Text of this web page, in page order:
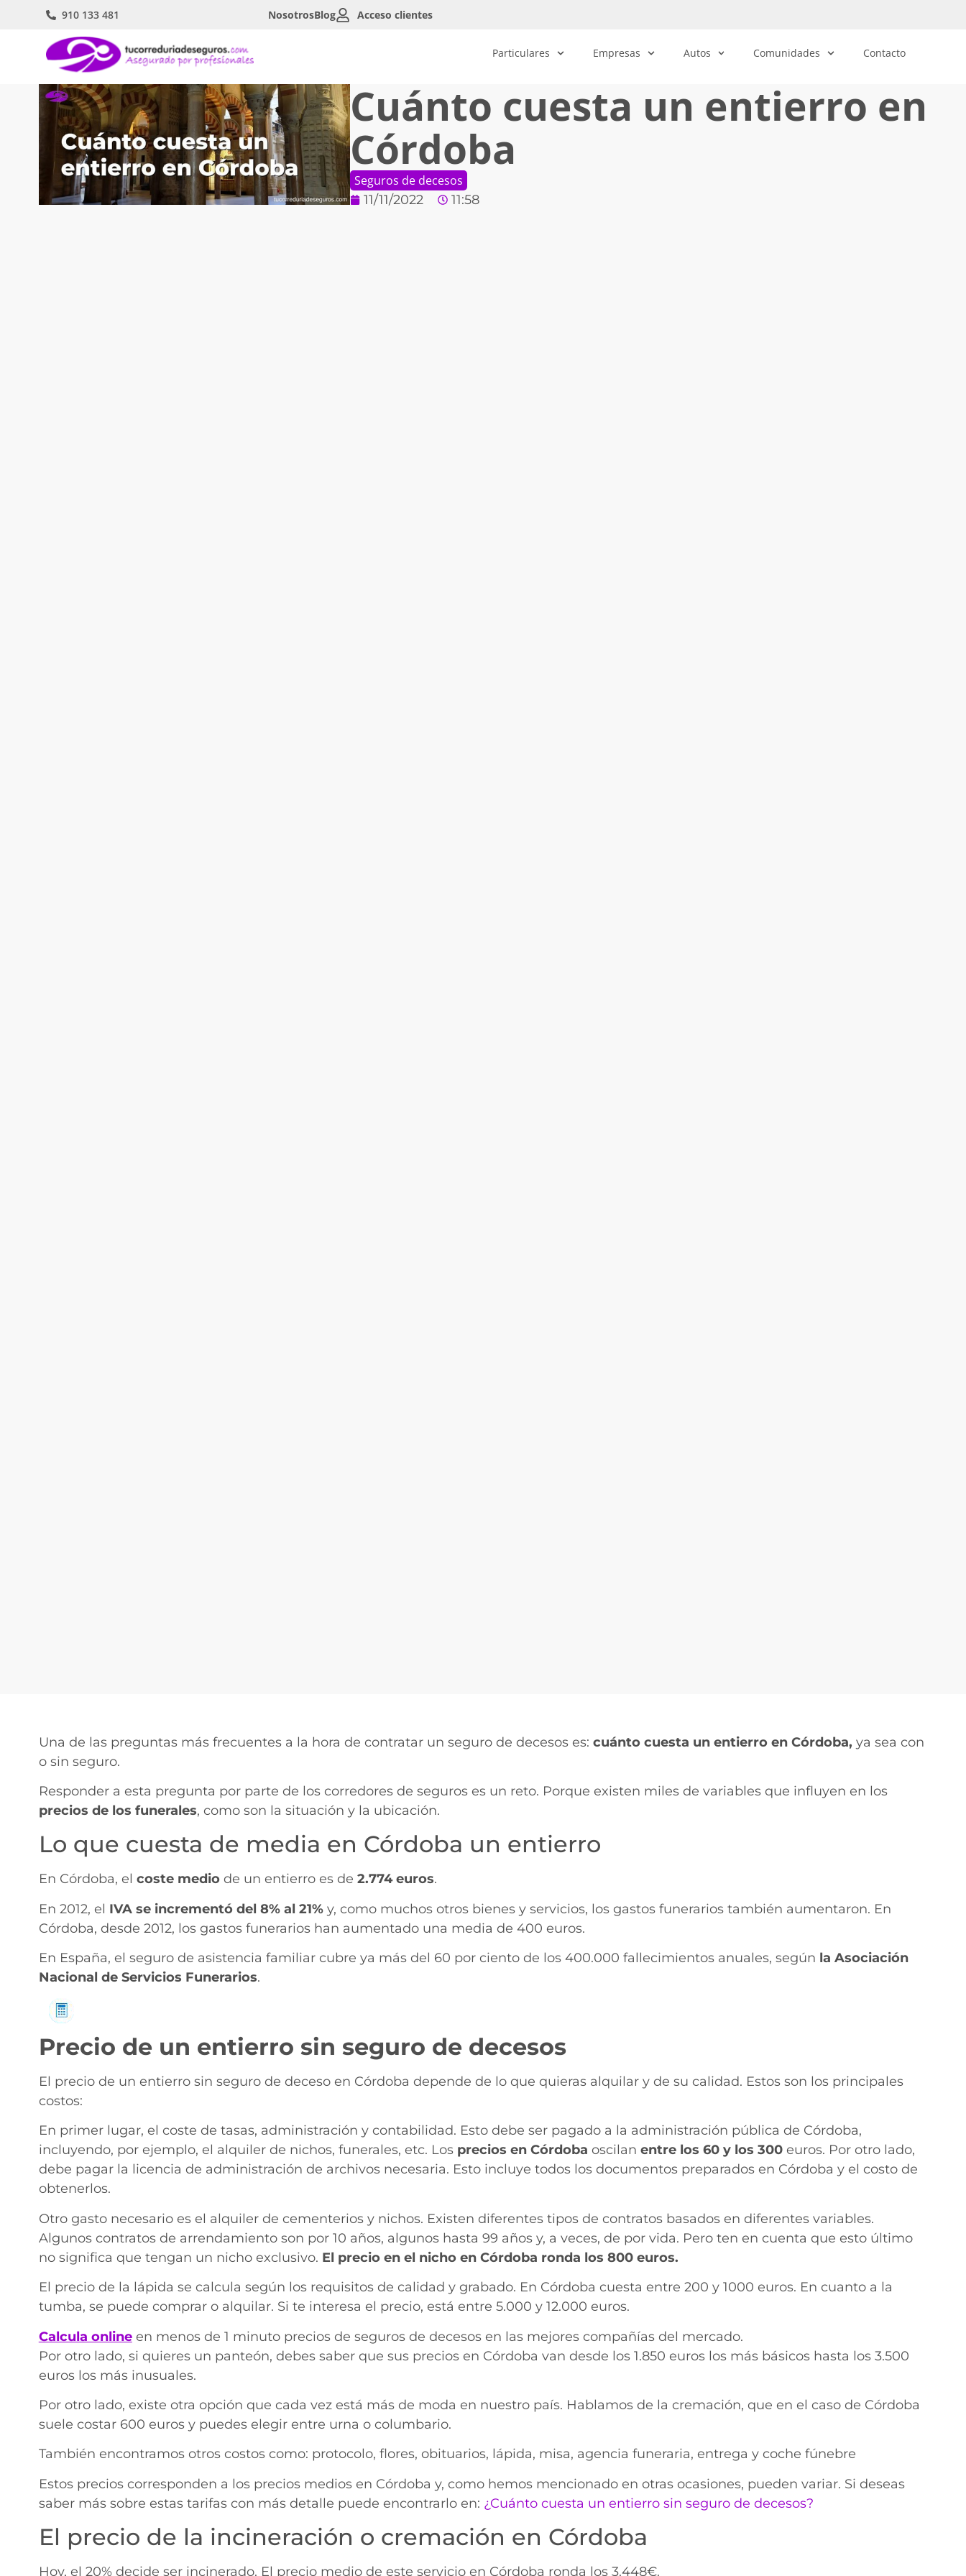
910 133 481 NosotrosBlog Acceso clientes
Particulares Empresas Autos Comunidades Contacto
Cuánto cuesta un entierro en
Córdoba
Seguros de decesos
11/11/2022
11:58
Una de las preguntas más frecuentes a la hora de contratar un seguro de decesos es: cuánto cuesta un entierro en Córdoba, ya sea con
o sin seguro.
Responder a esta pregunta por parte de los corredores de seguros es un reto. Porque existen miles de variables que influyen en los
precios de los funerales, como son la situación y la ubicación.
Lo que cuesta de media en Córdoba un entierro
En Córdoba, el coste mediode un entierro es de 2.774 euros.
En 2012, el IVA se incrementó del 8% al 21%y, como muchos otros bienes y servicios, los gastos funerarios también aumentaron. En
Córdoba, desde 2012, los gastos funerarios han aumentado una media de 400 euros.
En España, el seguro de asistencia familiar cubre ya más del 60 por ciento de los 400.000 fallecimientos anuales, según la Asociación
Nacional de Servicios Funerarios.
Precio de un entierro sin seguro de decesos
El precio de un entierro sin seguro de deceso en Córdoba depende de lo que quieras alquilar y de su calidad. Estos son los principales
costos:
En primer lugar, el coste de tasas, administración y contabilidad. Esto debe ser pagado a la administración pública de Córdoba,
incluyendo, por ejemplo, el alquiler de nichos, funerales, etc. Los precios en Córdoba oscilan entre los 60 y los 300euros. Por otro lado,
debe pagar la licencia de administración de archivos necesaria. Esto incluye todos los documentos preparados en Córdoba y el costo de
obtenerlos.
Otro gasto necesario es el alquiler de cementerios y nichos. Existen diferentes tipos de contratos basados ​​en diferentes variables.
Algunos contratos de arrendamiento son por 10 años, algunos hasta 99 años y, a veces, de por vida. Pero ten en cuenta que esto último
no significa que tengan un nicho exclusivo. El precio en el nicho en Córdoba ronda los 800 euros.
El precio de la lápida se calcula según los requisitos de calidad y grabado. En Córdoba cuesta entre 200 y 1000 euros. En cuanto a la
tumba, se puede comprar o alquilar. Si te interesa el precio, está entre 5.000 y 12.000 euros.
Calcula onlineen menos de 1 minuto precios de seguros de decesos en las mejores compañías del mercado.
Por otro lado, si quieres un panteón, debes saber que sus precios en Córdoba van desde los 1.850 euros los más básicos hasta los 3.500
euros los más inusuales.
Por otro lado, existe otra opción que cada vez está más de moda en nuestro país. Hablamos de la cremación, que en el caso de Córdoba
suele costar 600 euros y puedes elegir entre urna o columbario.
También encontramos otros costos como: protocolo, flores, obituarios, lápida, misa, agencia funeraria, entrega y coche fúnebre
Estos precios corresponden a los precios medios en Córdoba y, como hemos mencionado en otras ocasiones, pueden variar. Si deseas
saber más sobre estas tarifas con más detalle puede encontrarlo en: ¿Cuánto cuesta un entierro sin seguro de decesos?
El precio de la incineración o cremación en Córdoba
Hoy, el 20% decide ser incinerado. El precio medio de este servicio en Córdoba ronda los 3.448€.